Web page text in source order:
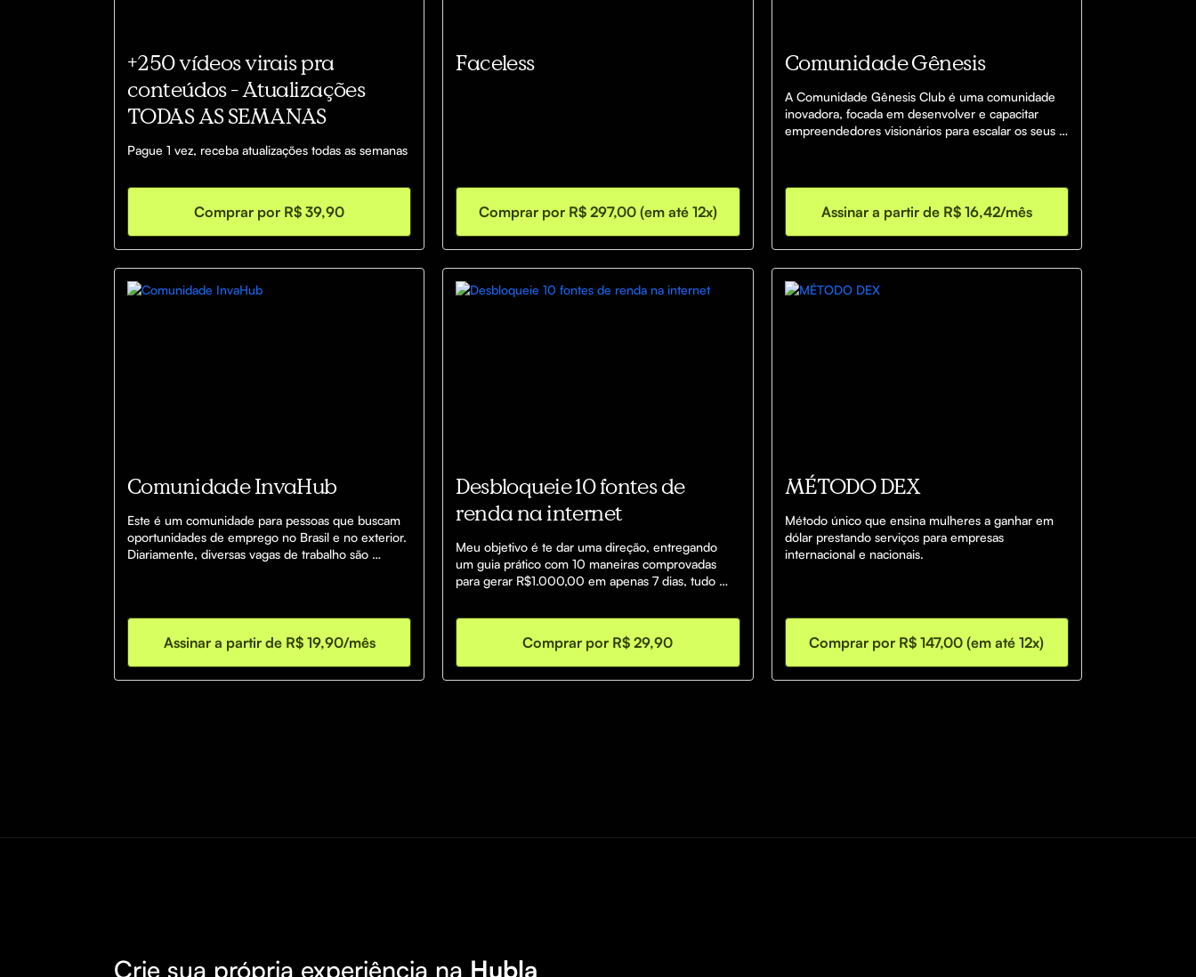
+250 vídeos virais pra
conteúdos - Atualizações
TODAS AS SEMANAS
Pague 1 vez, receba atualizações todas as semanas
Comprar por R$ 39,90
Faceless
Comprar por R$ 297,00 (em até 12x)
Comunidade Gênesis
A Comunidade Gênesis Club é uma comunidade
inovadora, focada em desenvolver e capacitar
empreendedores visionários para escalar os seus
Assinar a partir de R$ 16,42/mês
Comunidade InvaHub
Este é um comunidade para pessoas que buscam
oportunidades de emprego no Brasil e no exterior.
Diariamente, diversas vagas de trabalho são
Assinar a partir de R$ 19,90/mês
Desbloqueie 10 fontes de
renda na internet
Meu objetivo é te dar uma direção, entregando
um guia prático com 10 maneiras comprovadas
para gerar R$1.000,00 em apenas 7 dias, tudo
Comprar por R$ 29,90
MÉTODO DEX
Método único que ensina mulheres a ganhar em
dólar prestando serviços para empresas
internacional e nacionais.
Comprar por R$ 147,00 (em até 12x)
Crie sua própria experiência na Hubla